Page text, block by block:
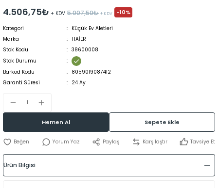
4.506,75₺ + KDV 5.007,50₺ + KDV -10%
Kategori
Küçük Ev Aletleri
Marka
HAİER
Stok Kodu
38600008
Stok Durumu
Barkod Kodu
8059019087412
Garanti Süresi
24 Ay
Hemen Al Sepete Ekle
Yorum Yaz Paylaş Karşılaştır Tavsiye Et
Ürün Bilgisi